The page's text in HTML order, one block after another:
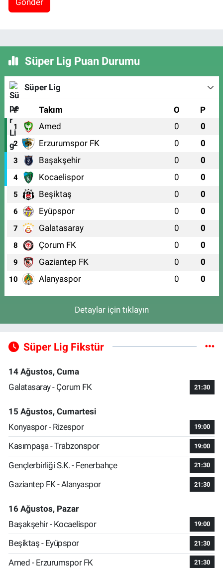
Gönder
Süper Lig Puan Durumu
Süper Lig
# Takım O P
1 Amed 0 0
2 Erzurumspor FK 0 0
3 Başakşehir 0 0
4 Kocaelispor 0 0
5 Beşiktaş 0 0
6 Eyüpspor 0 0
7 Galatasaray 0 0
8 Çorum FK 0 0
9 Gaziantep FK 0 0
10 Alanyaspor 0 0
Detaylar için tıklayın
Süper Lig Fikstür
14 Ağustos, Cuma
Galatasaray - Çorum FK
21:30
15 Ağustos, Cumartesi
Konyaspor - Rizespor
19:00
Kasımpaşa - Trabzonspor 19:00
Gençlerbirliği S.K. - Fenerbahçe 21:30
Gaziantep FK - Alanyaspor 21:30
16 Ağustos, Pazar
Başakşehir - Kocaelispor
19:00
Beşiktaş - Eyüpspor 21:30
Amed - Erzurumspor FK 21:30